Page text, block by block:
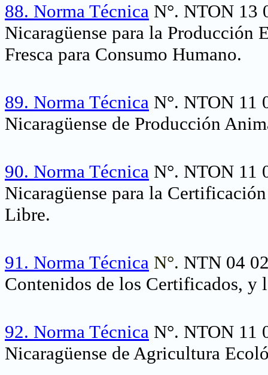
88. Norma Técnica N°. NTON 13
Nicaragüense para la Producción
Fresca para Consumo Humano.
89. Norma Técnica N°. NTON 11
Nicaragüense de Producción
90. Norma Técnica N°. NTON 11
Nicaragüense para la
Libre.
91. Norma Técnica N°. NTN 04
Contenidos de los Certificados, y
92. Norma Técnica N°. NTON 11
Nicaragüense de Agricultura